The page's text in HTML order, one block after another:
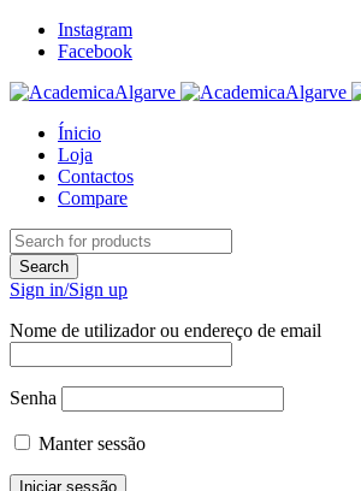
Instagram
Facebook
Ínicio
Loja
Contactos
Compare
Sign in/Sign up
Nome de utilizador ou endereço de email
Senha
Manter sessão